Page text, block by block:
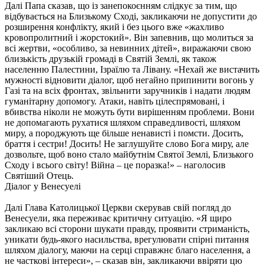
Далі Папа сказав, що із занепокоєнням слідкує за тим, що
відбувається на Близькому Сході, закликаючи не допустити до
розширення конфлікту, який і без цього вже «жахливо
кровопролитний і жорстокий». Він запевнив, що молиться за
всі жертви, «особливо, за невинних дітей», виражаючи свою
близькість друзькій громаді в Святій Землі, як також
населенню Палестини, Ізраїлю та Лівану. «Нехай же вистачить
мужності відновити діалог, щоб негайно припинити вогонь у
Газі та на всіх фронтах, звільнити заручників і надати людям
гуманітарну допомогу. Атаки, навіть цілеспрямовані, і
вбивства ніколи не можуть бути вирішенням проблеми. Вони
не допомагають рухатися шляхом справедливості, шляхом
миру, а породжують ще більше ненависті і помсти. Досить,
браття і сестри! Досить! Не заглушуйте слово Бога миру, але
дозвольте, щоб воно стало майбутнім Святої Землі, Близького
Сходу і всього світу! Війна – це поразка!» – наголосив
Святіший Отець.
Діалог у Венесуелі
Далі Глава Католицької Церкви скерував свій погляд до
Венесуели, яка переживає критичну ситуацію. «Я щиро
закликаю всі сторони шукати правду, проявити стриманість,
уникати будь-якого насильства, врегулювати спірні питання
шляхом діалогу, маючи на серці справжнє благо населення, а
не часткові інтереси», – сказав він, закликаючи ввіряти цю